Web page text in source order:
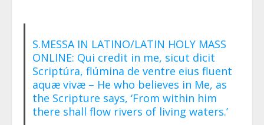
S.MESSA IN LATINO/LATIN HOLY MASS
ONLINE: Qui credit in me, sicut dicit
Scriptúra, flúmina de ventre eius fluent
aquæ vivæ – He who believes in Me, as
the Scripture says, ‘From within him
there shall flow rivers of living waters.’